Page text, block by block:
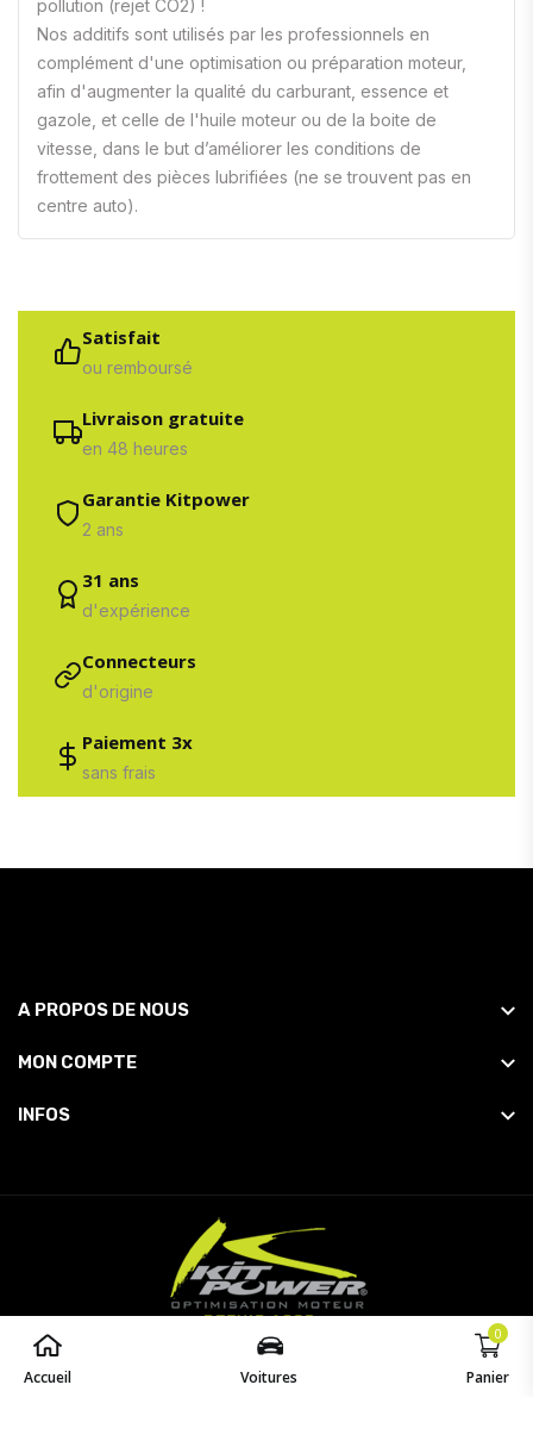
Accueil Voitures Panier
0
pollution (rejet CO2) !
Nos additifs sont utilisés par les professionnels en
complément d'une optimisation ou préparation moteur,
afin d'augmenter la qualité du carburant, essence et
gazole, et celle de l'huile moteur ou de la boite de
vitesse, dans le but d’améliorer les conditions de
frottement des pièces lubrifiées (ne se trouvent pas en
centre auto).
Satisfait
ou remboursé
Livraison gratuite
en 48 heures
Garantie Kitpower
2 ans
31 ans
d'expérience
Connecteurs
d'origine
Paiement 3x
sans frais
A PROPOS DE NOUS
MON COMPTE
INFOS
© 2026 opaq